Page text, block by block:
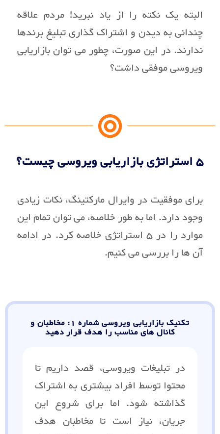
البته یک نکته را از یاد نبرید! مردم علاقه
چندانی به دیدن و اشتراک گذاری تبلیغ برندها
ندارند. در این صورت، چطور می توان بازاریابی
ویروسی موفقی داشت؟
5 استراتژی بازاریابی ویروسی چیست؟
برای موفقیت در وایرال مارکتینگ، نکات زیادی
وجود دارد. اما به طور خلاصه، می توان تمام این
موارد را در 5 استراتژی خلاصه کرد. در ادامه
آن ها را بررسی می کنیم.
تکنیک بازاریابی ویروسی شماره 1: مخاطبان و
کانال های مناسب را هدف قرار دهید
در تبلیغات ویروسی، قصد داریم تا
محتوا توسط افراد بیشتری به اشتراک
گذاشته شود. اما برای شروع این
جریان، نیاز است تا مخاطبان هدف